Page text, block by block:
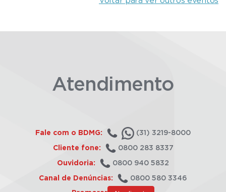
Atendimento
Fale com o BDMG: (31) 3219-8000
Cliente fone: 0800 283 8337
Ouvidoria: 0800 940 5832
Canal de Denúncias: 0800 580 3346